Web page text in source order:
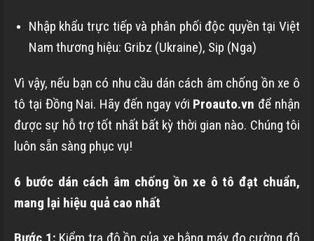
Nhập khẩu trực tiếp và phân phối độc quyền tại Việt
Nam thương hiệu: Gribz (Ukraine), Sip (Nga)
Vì vậy, nếu bạn có nhu cầu dán cách âm chống ồn xe ô
tô tại Đồng Nai. Hãy đến ngay với Proauto.vn để nhận
được sự hỗ trợ tốt nhất bất kỳ thời gian nào. Chúng tôi
luôn sẵn sàng phục vụ!
6 bước dán cách âm chống ồn xe ô tô đạt chuẩn,
mang lại hiệu quả cao nhất